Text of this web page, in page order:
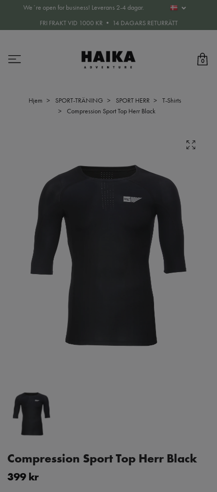
We´re open for business! Leverans 2-4 dagar.
FRI FRAKT VID 1000 KR • 14 DAGARS RETURRÄTT
0
Hjem SPORT-TRÄNING SPORT HERR
T-Shirts
Compression Sport Top Herr Black
Compression Sport Top Herr Black
399 kr